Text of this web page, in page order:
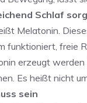
Schlaf
Melatonin.
funktioniert, freie
erzeugt
Es heißt nicht
sein